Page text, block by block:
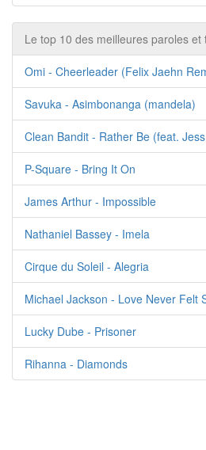
Le top 10 des meilleures paroles et
Omi - Cheerleader (Felix Jaehn
Savuka - Asimbonanga (mandela)
Clean Bandit - Rather Be (feat.
P-Square - Bring It On
James Arthur - Impossible
Nathaniel Bassey - Imela
Cirque du Soleil - Alegria
Michael Jackson - Love Never Felt
Lucky Dube - Prisoner
Rihanna - Diamonds